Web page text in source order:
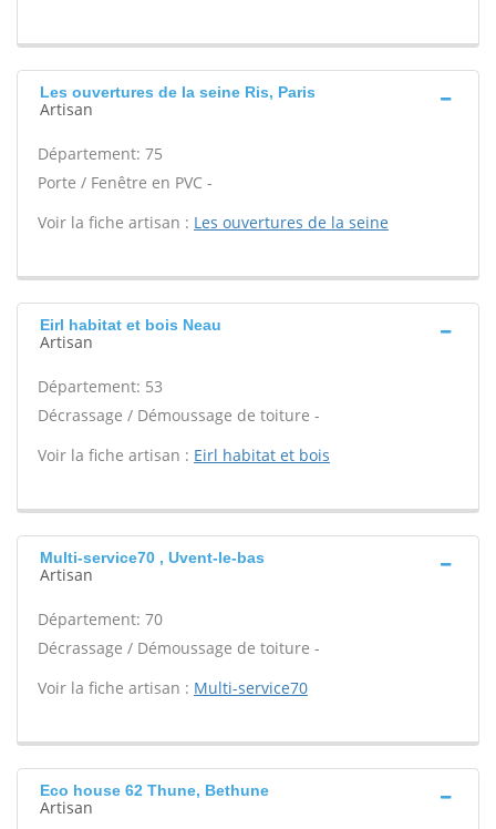
Les ouvertures de la seine Ris, Paris
Artisan
Département: 75
Porte / Fenêtre en PVC -
Voir la fiche artisan : Les ouvertures de la seine
Eirl habitat et bois Neau
Artisan
Département: 53
Décrassage / Démoussage de toiture -
Voir la fiche artisan : Eirl habitat et bois
Multi-service70 , Uvent-le-bas
Artisan
Département: 70
Décrassage / Démoussage de toiture -
Voir la fiche artisan : Multi-service70
Eco house 62 Thune, Bethune
Artisan